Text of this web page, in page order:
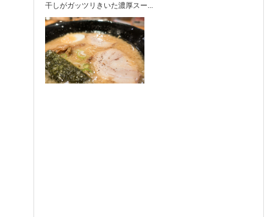
干しがガッツリきいた濃厚スー...